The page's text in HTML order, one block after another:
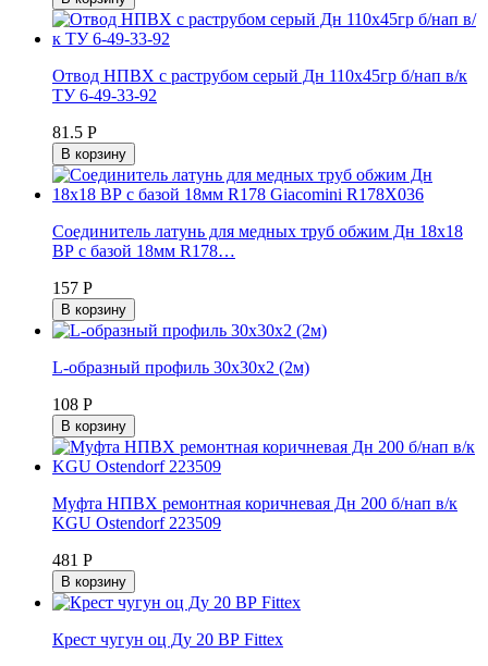
Отвод НПВХ с раструбом серый Дн 110х45гр б/нап в/к
ТУ 6-49-33-92
81.5 Р
В корзину
Соединитель латунь для медных труб обжим Дн 18x18
ВР с базой 18мм R178…
157 Р
В корзину
L-образный профиль 30х30х2 (2м)
108 Р
В корзину
Муфта НПВХ ремонтная коричневая Дн 200 б/нап в/к
KGU Ostendorf 223509
481 Р
В корзину
Крест чугун оц Ду 20 ВР Fittex